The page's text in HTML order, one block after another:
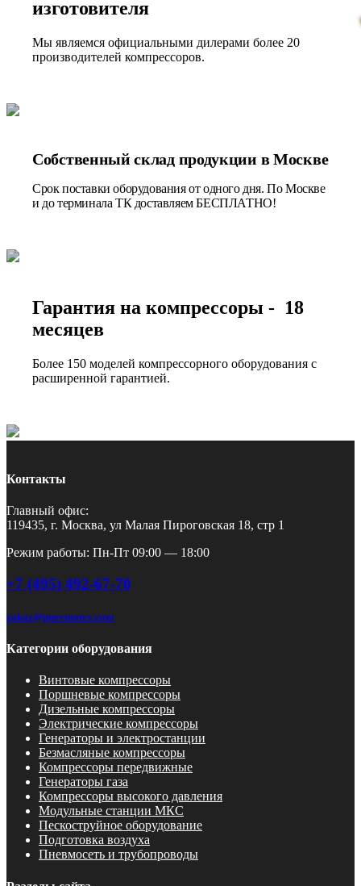
изготовителя
Мы являемся официальными дилерами более 20
производителей компрессоров.
Собственный склад продукции в Москве
Срок поставки оборудования от одного дня. По Москве
и до терминала ТК доставляем БЕСПЛАТНО!
Гарантия на компрессоры - 18
месяцев
Более 150 моделей компрессорного оборудования с
расширенной гарантией.
Контакты
Главный офис:
119435, г. Москва, ул Малая Пироговская 18, стр 1
Режим работы: Пн-Пт 09:00 — 18:00
+7 (495) 492-67-70
zakaz@pnevmotex.com
Категории оборудования
Винтовые компрессоры
Поршневые компрессоры
Дизельные компрессоры
Электрические компрессоры
Генераторы и электростанции
Безмасляные компрессоры
Компрессоры передвижные
Генераторы газа
Компрессоры высокого давления
Модульные станции МКС
Пескоструйное оборудование
Подготовка воздуха
Пневмосеть и трубопроводы